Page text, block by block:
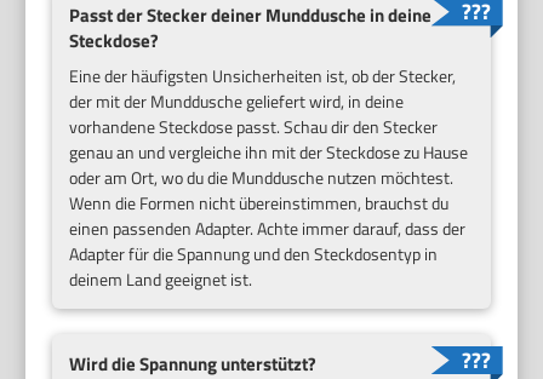
Passt der Stecker deiner Munddusche in deine
Steckdose?
Eine der häufigsten Unsicherheiten ist, ob der Stecker,
der mit der Munddusche geliefert wird, in deine
vorhandene Steckdose passt. Schau dir den Stecker
genau an und vergleiche ihn mit der Steckdose zu Hause
oder am Ort, wo du die Munddusche nutzen möchtest.
Wenn die Formen nicht übereinstimmen, brauchst du
einen passenden Adapter. Achte immer darauf, dass der
Adapter für die Spannung und den Steckdosentyp in
deinem Land geeignet ist.
Wird die Spannung unterstützt?